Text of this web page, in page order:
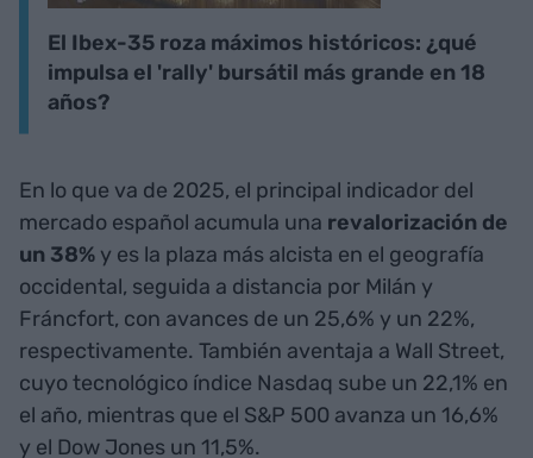
El Ibex-35 roza máximos históricos: ¿qué
impulsa el 'rally' bursátil más grande en 18
años?
En lo que va de 2025, el principal indicador del
mercado español acumula una revalorización de
un 38% y es la plaza más alcista en el geografía
occidental, seguida a distancia por Milán y
Fráncfort, con avances de un 25,6% y un 22%,
respectivamente. También aventaja a Wall Street,
cuyo tecnológico índice Nasdaq sube un 22,1% en
el año, mientras que el S&P 500 avanza un 16,6%
y el Dow Jones un 11,5%.